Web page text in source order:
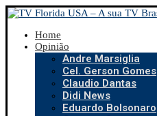
Home
Opinião
Andre Marsiglia
Cel. Gerson Gomes
Claudio Dantas
Didi News
Eduardo Bolsonaro